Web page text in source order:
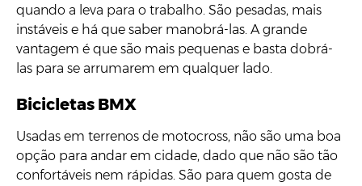
quando a leva para o trabalho. São pesadas, mais
instáveis e há que saber manobrá-las. A grande
vantagem é que são mais pequenas e basta dobrá-
las para se arrumarem em qualquer lado.
Bicicletas BMX
Usadas em terrenos de motocross, não são uma boa
opção para andar em cidade, dado que não são tão
confortáveis nem rápidas. São para quem gosta de